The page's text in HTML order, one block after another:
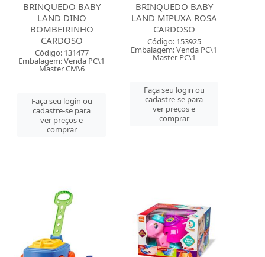
BRINQUEDO BABY
LAND DINO
BOMBEIRINHO
CARDOSO
Código: 131477
Embalagem: Venda PC\1
Master CM\6
Faça seu login ou
cadastre-se para
ver preços e
comprar
BRINQUEDO BABY
LAND MIPUXA ROSA
CARDOSO
Código: 153925
Embalagem: Venda PC\1
Master PC\1
Faça seu login ou
cadastre-se para
ver preços e
comprar